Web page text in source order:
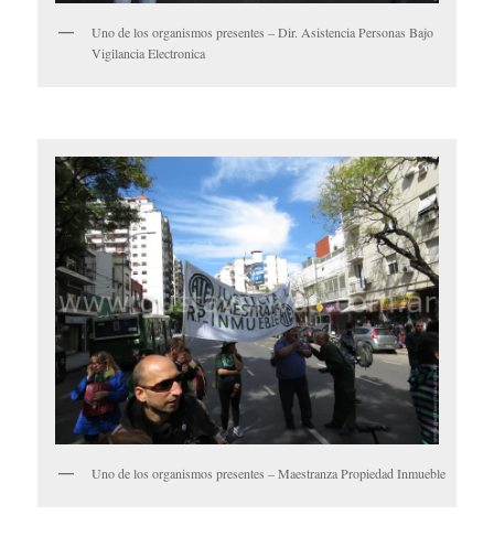
Uno de los organismos presentes – Dir. Asistencia Personas Bajo
Vigilancia Electronica
Uno de los organismos presentes – Maestranza Propiedad Inmueble